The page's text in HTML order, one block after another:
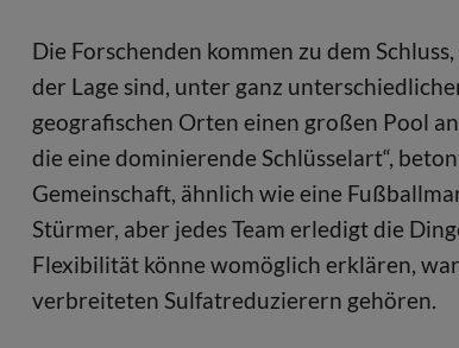
Die Forschenden kommen zu dem
der Lage sind, unter ganz
geografischen Orten einen großen Pool
die eine dominierende Schlüsselart“,
Gemeinschaft, ähnlich wie eine
Stürmer, aber jedes Team erledigt die
Flexibilität könne womöglich erklären,
verbreiteten Sulfatreduzierern gehören.